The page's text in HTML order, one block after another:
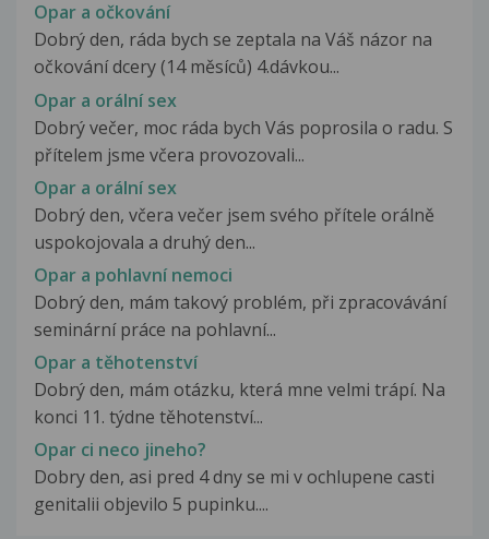
Opar a očkování
Dobrý den, ráda bych se zeptala na Váš názor na
očkování dcery (14 měsíců) 4.dávkou...
Opar a orální sex
Dobrý večer, moc ráda bych Vás poprosila o radu. S
přítelem jsme včera provozovali...
Opar a orální sex
Dobrý den, včera večer jsem svého přítele orálně
uspokojovala a druhý den...
Opar a pohlavní nemoci
Dobrý den, mám takový problém, při zpracovávání
seminární práce na pohlavní...
Opar a těhotenství
Dobrý den, mám otázku, která mne velmi trápí. Na
konci 11. týdne těhotenství...
Opar ci neco jineho?
Dobry den, asi pred 4 dny se mi v ochlupene casti
genitalii objevilo 5 pupinku....